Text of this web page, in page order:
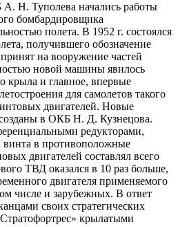
Н. Туполева начались работы
бомбардировщика
полета. В 1952 г. состоялся
получившего обозначение
на вооружение частей
новой машины явилось
крыла и главное, впервые
для самолетов такого
двигателей. Новые
в ОКБ Н. Д. Кузнецова.
редукторами,
в противоположные
двигателей составлял всего
ТВД оказался в 10 раз больше,
двигателя применяемого
числе и зарубежных. В ответ
своих стратегических
крылатыми